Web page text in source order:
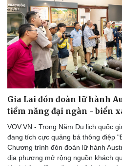
Doanh nghiệp
Gia Lai đón đoàn lữ hành
tiềm năng đại ngàn - biển
VOV.VN - Trong Năm Du lịch quốc
đang tích cực quảng bá thông điệp
Chương trình đón đoàn lữ hành
địa phương mở rộng nguồn khách